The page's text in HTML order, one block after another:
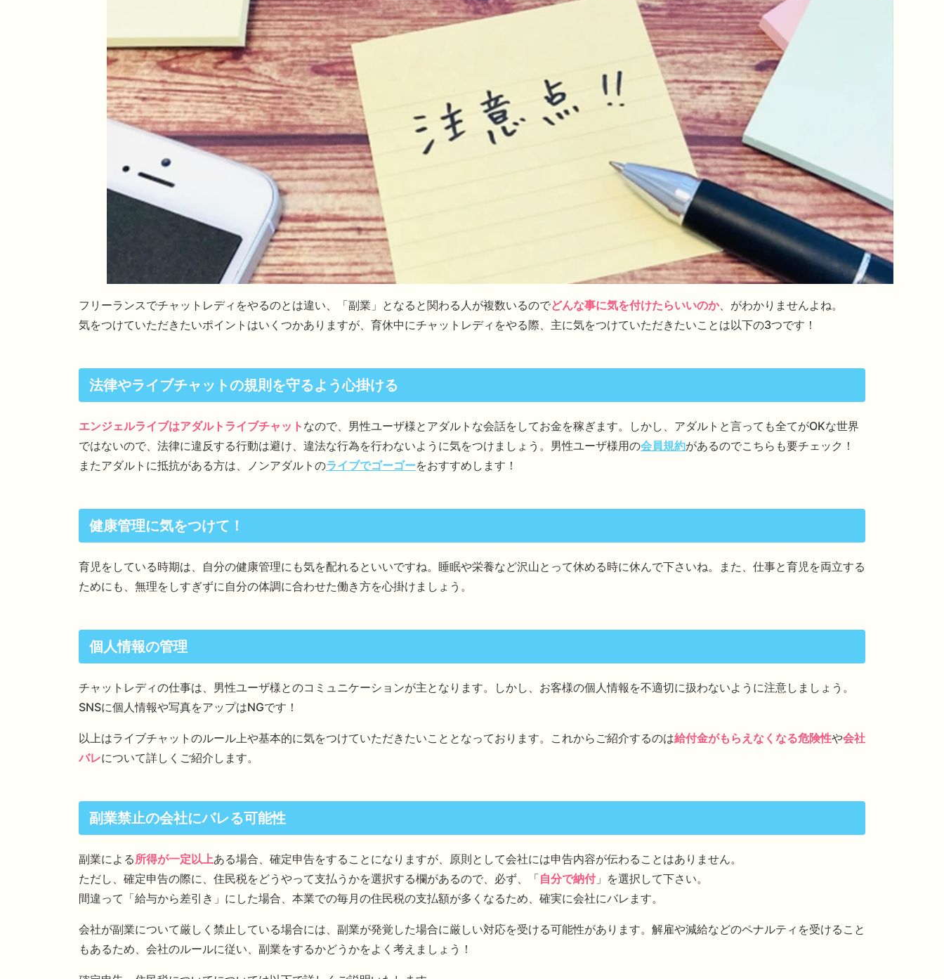
フリーランスでチャットレディをやるのとは違い、「副業」となると関わる人が複数いるのでどんな事に気を付けたらいいのか、がわかりませんよね。
気をつけていただきたいポイントはいくつかありますが、育休中にチャットレディをやる際、主に気をつけていただきたいことは以下の3つです！
法律やライブチャットの規則を守るよう心掛ける
エンジェルライブはアダルトライブチャット なので、男性ユーザ様とアダルトな会話をしてお金を稼ぎます。しかし、アダルトと言っても全てがOKな世界
ではないので、法律に違反する行動は避け、違法な行為を行わないように気をつけましょう。男性ユーザ様用の会員規約があるのでこちらも要チェック！
またアダルトに抵抗がある方は、ノンアダルトのライブでゴーゴーをおすすめします！
健康管理に気をつけて！
育児をしている時期は、自分の健康管理にも気を配れるといいですね。睡眠や栄養など沢山とって休める時に休んで下さいね。また、仕事と育児を両立する
ためにも、無理をしすぎずに自分の体調に合わせた働き方を心掛けましょう。
個人情報の管理
チャットレディの仕事は、男性ユーザ様とのコミュニケーションが主となります。しかし、お客様の個人情報を不適切に扱わないように注意しましょう。
SNSに個人情報や写真をアップはNGです！
以上はライブチャットのルール上や基本的に気をつけていただきたいこととなっております。これからご紹介するのは給付金がもらえなくなる危険性や会社
バレについて詳しくご紹介します。
副業禁止の会社にバレる可能性
副業による 所得が一定以上ある場合、確定申告をすることになりますが、原則として会社には申告内容が伝わることはありません。
ただし、確定申告の際に、住民税をどうやって支払うかを選択する欄があるので、必ず、「自分で納付」を選択して下さい。
間違って「給与から差引き」にした場合、本業での毎月の住民税の支払額が多くなるため、確実に会社にバレます。
会社が副業について厳しく禁止している場合には、副業が発覚した場合に厳しい対応を受ける可能性があります。解雇や減給などのペナルティを受けること
もあるため、会社のルールに従い、副業をするかどうかをよく考えましょう！